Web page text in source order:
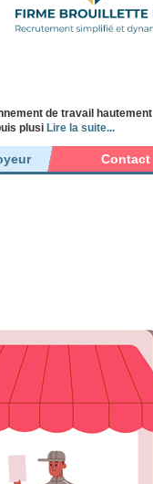
de travail hautement
plusi Lire la suite...
Contact